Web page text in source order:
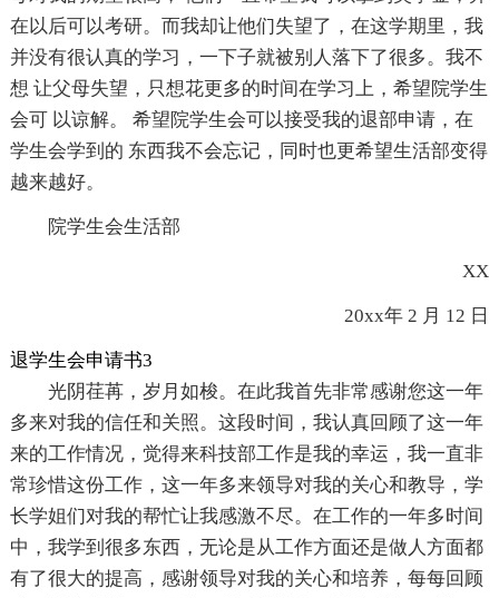
在以后可以考研。而我却让他们失望了，在这学期里，我
并没有很认真的学习，一下子就被别人落下了很多。我不
想 让父母失望，只想花更多的时间在学习上，希望院学生
会可 以谅解。 希望院学生会可以接受我的退部申请，在
学生会学到的 东西我不会忘记，同时也更希望生活部变得
越来越好。
院学生会生活部
XX
20xx年 2 月 12 日
退学生会申请书3
光阴荏苒，岁月如梭。在此我首先非常感谢您这一年
多来对我的信任和关照。这段时间，我认真回顾了这一年
来的工作情况，觉得来科技部工作是我的幸运，我一直非
常珍惜这份工作，这一年多来领导对我的关心和教导，学
长学姐们对我的帮忙让我感激不尽。在工作的一年多时间
中，我学到很多东西，无论是从工作方面还是做人方面都
有了很大的提高，感谢领导对我的关心和培养，每每回顾